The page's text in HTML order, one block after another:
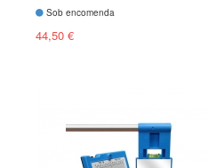
Sob encomenda
44,50 €